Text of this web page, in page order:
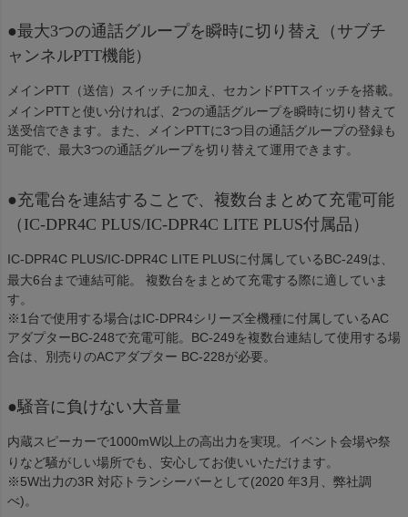
●最大3つの通話グループを瞬時に切り替え（サブチ
ャンネルPTT機能）
メインPTT（送信）スイッチに加え、セカンドPTTスイッチを搭載。
メインPTTと使い分ければ、2つの通話グループを瞬時に切り替えて
送受信できます。また、メインPTTに3つ目の通話グループの登録も
可能で、最大3つの通話グループを切り替えて運用できます。
●充電台を連結することで、複数台まとめて充電可能
（IC-DPR4C PLUS/IC-DPR4C LITE PLUS付属品）
IC-DPR4C PLUS/IC-DPR4C LITE PLUSに付属しているBC-249は、
最大6台まで連結可能。 複数台をまとめて充電する際に適していま
す。
※1台で使用する場合はIC-DPR4シリーズ全機種に付属しているAC
アダプターBC-248で充電可能。BC-249を複数台連結して使用する場
合は、別売りのACアダプター BC-228が必要。
●騒音に負けない大音量
内蔵スピーカーで1000mW以上の高出力を実現。イベント会場や祭
りなど騒がしい場所でも、安心してお使いいただけます。
※5W出力の3R 対応トランシーバーとして(2020 年3月、弊社調
べ)。